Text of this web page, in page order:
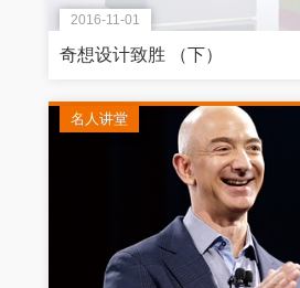
2016-11-01
奇想设计致胜 （下）
名人讲堂